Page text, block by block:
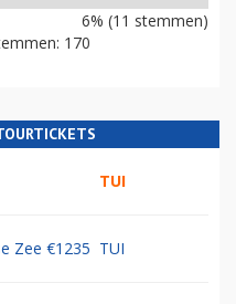
6% (11 stemmen)
170
TUI
Zee €1235 TUI